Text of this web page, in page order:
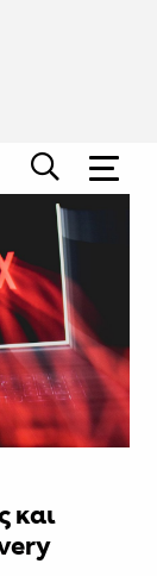
και